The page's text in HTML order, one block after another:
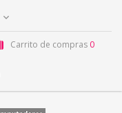
Carrito de compras 0